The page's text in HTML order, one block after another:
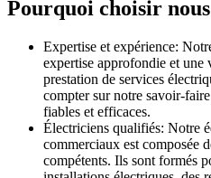
Pourquoi choisir nous
Expertise et expérience:
expertise approfondie et une
prestation de services
compter sur notre savoir-
fiables et efficaces.
Électriciens qualifiés: Notre
commerciaux est composée
compétents. Ils sont formés